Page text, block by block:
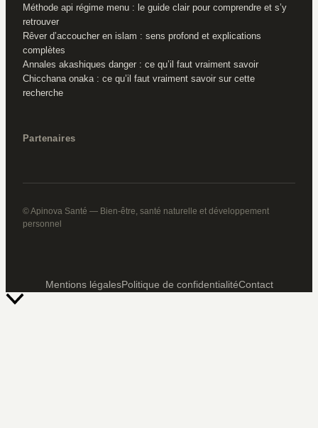
Méthode api régime menu : le guide clair pour comprendre et s’y
retrouver
Rêver d’accoucher en islam : sens profond et explications
complètes
Annales akashiques danger : ce qu’il faut vraiment savoir
Chicchana onaka : ce qu’il faut vraiment savoir sur cette
recherche
Partenaires
© Apinova Santé — Bien-être, santé naturelle et développement
personnel
Mentions légalesPolitique de confidentialitéContact